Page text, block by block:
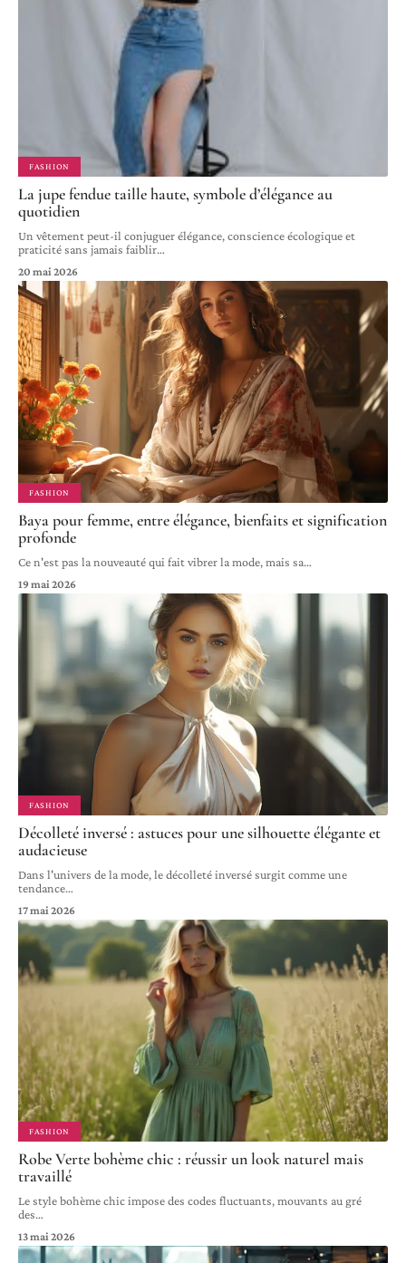
FASHION
La jupe fendue taille haute, symbole d’élégance au
quotidien
Un vêtement peut-il conjuguer élégance, conscience écologique et
praticité sans jamais faiblir…
20 mai 2026
FASHION
Baya pour femme, entre élégance, bienfaits et signification
profonde
Ce n'est pas la nouveauté qui fait vibrer la mode, mais sa…
19 mai 2026
FASHION
Décolleté inversé : astuces pour une silhouette élégante et
audacieuse
Dans l'univers de la mode, le décolleté inversé surgit comme une
tendance…
17 mai 2026
FASHION
Robe Verte bohème chic : réussir un look naturel mais
travaillé
Le style bohème chic impose des codes fluctuants, mouvants au gré
des…
13 mai 2026